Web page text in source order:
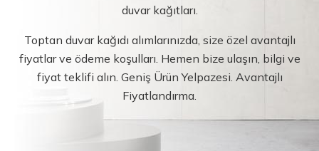
duvar kağıtları.
Toptan duvar kağıdı alımlarınızda, size özel avantajlı
fiyatlar ve ödeme koşulları. Hemen bize ulaşın, bilgi ve
fiyat teklifi alın. Geniş Ürün Yelpazesi. Avantajlı
Fiyatlandırma.